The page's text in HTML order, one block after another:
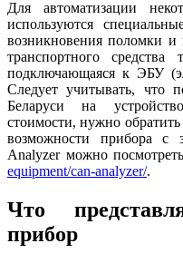
Для автоматизации
используются
возникновения поломки и
транспортного средства
подключающаяся к ЭБУ
Следует учитывать, что
Беларуси на
стоимости, нужно
возможности прибора с
Analyzer можно
equipment/can-analyzer/.
Что
прибор